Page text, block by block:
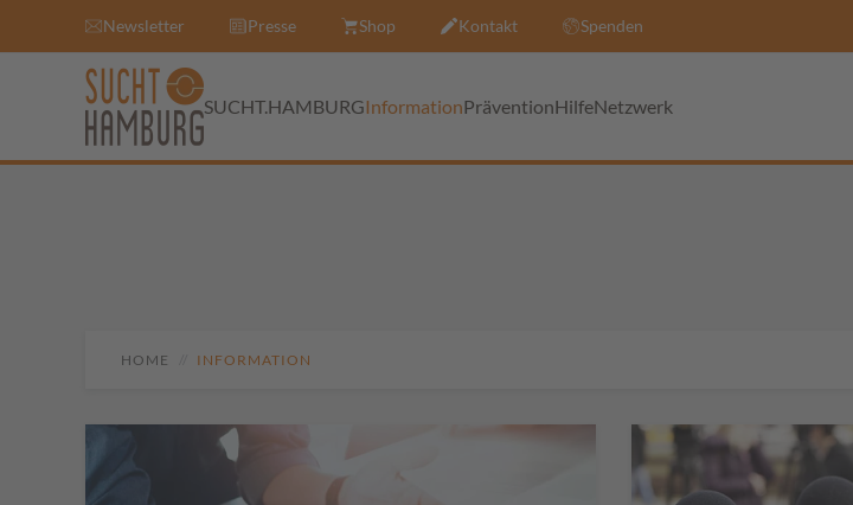
Newsletter Presse Shop Kontakt Spenden
SUCHT.HAMBURGInformationPräventionHilfeNetzwerk
HOME INFORMATION